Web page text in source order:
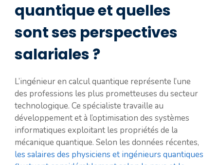
quantique et quelles
sont ses perspectives
salariales ?
L’ingénieur en calcul quantique représente l’une
des professions les plus prometteuses du secteur
technologique. Ce spécialiste travaille au
développement et à l’optimisation des systèmes
informatiques exploitant les propriétés de la
mécanique quantique. Selon les données récentes,
les salaires des physiciens et ingénieurs quantiques